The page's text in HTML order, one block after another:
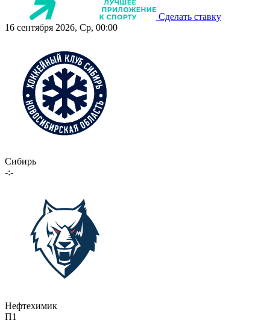
Сделать ставку
16 сентября 2026, Ср, 00:00
Сибирь
-:-
Нефтехимик
П1